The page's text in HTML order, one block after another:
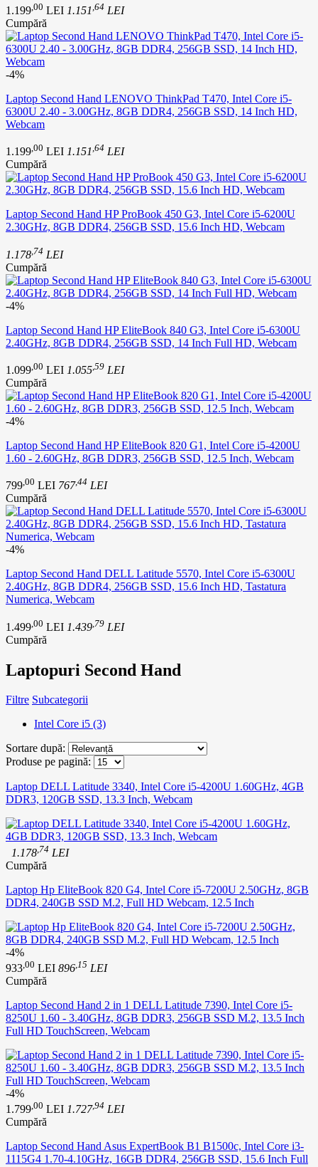
1.199 ,00 LEI 1.151 ,64 LEI
Cumpără
-4%
Laptop Second Hand LENOVO ThinkPad T470, Intel Core i5-
6300U 2.40 - 3.00GHz, 8GB DDR4, 256GB SSD, 14 Inch HD,
Webcam
1.199,00 LEI 1.151 ,64 LEI
Cumpără
Laptop Second Hand HP ProBook 450 G3, Intel Core i5-6200U
2.30GHz, 8GB DDR4, 256GB SSD, 15.6 Inch HD, Webcam
1.178 ,74 LEI
Cumpără
-4%
Laptop Second Hand HP EliteBook 840 G3, Intel Core i5-6300U
2.40GHz, 8GB DDR4, 256GB SSD, 14 Inch Full HD, Webcam
1.099 ,00 LEI 1.055 ,59 LEI
Cumpără
-4%
Laptop Second Hand HP EliteBook 820 G1, Intel Core i5-4200U
1.60 - 2.60GHz, 8GB DDR3, 256GB SSD, 12.5 Inch, Webcam
799,00 LEI 767,44 LEI
Cumpără
-4%
Laptop Second Hand DELL Latitude 5570, Intel Core i5-6300U
2.40GHz, 8GB DDR4, 256GB SSD, 15.6 Inch HD, Tastatura
Numerica, Webcam
1.499 ,00 LEI 1.439 ,79 LEI
Cumpără
Laptopuri Second Hand
Filtre Subcategorii
Intel Core i5 (3)
Sortare după:
Produse pe pagină:
Laptop DELL Latitude 3340, Intel Core i5-4200U 1.60GHz, 4GB
DDR3, 120GB SSD, 13.3 Inch, Webcam
1.178 ,74 LEI
Cumpără
Laptop Hp EliteBook 820 G4, Intel Core i5-7200U 2.50GHz, 8GB
DDR4, 240GB SSD M.2, Full HD Webcam, 12.5 Inch
-4%
933 ,00 LEI 896 ,15 LEI
Cumpără
Laptop Second Hand 2 in 1 DELL Latitude 7390, Intel Core i5-
8250U 1.60 - 3.40GHz, 8GB DDR3, 256GB SSD M.2, 13.5 Inch
Full HD TouchScreen, Webcam
-4%
1.799,00 LEI 1.727,94 LEI
Cumpără
Laptop Second Hand Asus ExpertBook B1 B1500c, Intel Core i3-
1115G4 1.70-4.10GHz, 16GB DDR4, 256GB SSD, 15.6 Inch Full